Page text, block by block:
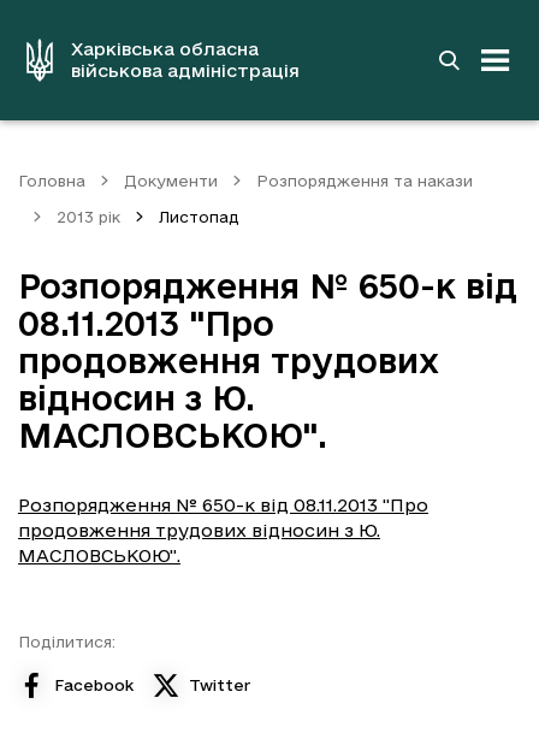
вмістуХарківська обласна
військова адміністрація
Головна Документи Розпорядження та накази
2013 рік Листопад
Розпорядження № 650-к від
08.11.2013 "Про
продовження трудових
відносин з Ю.
МАСЛОВСЬКОЮ".
Розпорядження № 650-к від 08.11.2013 "Про
продовження трудових відносин з Ю.
МАСЛОВСЬКОЮ".
Поділитися:
Facebook Twitter